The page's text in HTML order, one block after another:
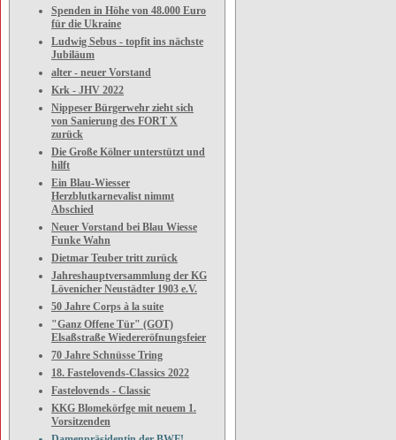
Spenden in Höhe von 48.000 Euro
für die Ukraine
Ludwig Sebus - topfit ins nächste
Jubiläum
alter - neuer Vorstand
Krk - JHV 2022
Nippeser Bürgerwehr zieht sich
von Sanierung des FORT X
zurück
Die Große Kölner unterstützt und
hilft
Ein Blau-Wiesser
Herzblutkarnevalist nimmt
Abschied
Neuer Vorstand bei Blau Wiesse
Funke Wahn
Dietmar Teuber tritt zurück
Jahreshauptversammlung der KG
Lövenicher Neustädter 1903 e.V.
50 Jahre Corps à la suite
"Ganz Offene Tür" (GOT)
Elsaßstraße Wiedereröfnungsfeier
70 Jahre Schnüsse Tring
18. Fastelovends-Classics 2022
Fastelovends - Classic
KKG Blomekörfge mit neuem 1.
Vorsitzenden